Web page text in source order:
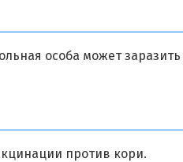
особа может заразить
против кори.